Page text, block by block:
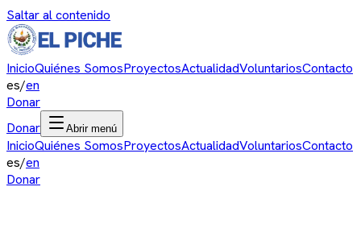
Saltar al contenido
InicioQuiénes SomosProyectosActualidadVoluntariosContacto
es/en
Donar
Donar
Abrir menú
InicioQuiénes SomosProyectosActualidadVoluntariosContacto
es/en
Donar